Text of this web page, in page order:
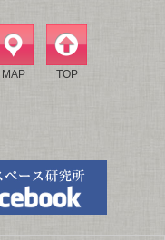
MAP TOP